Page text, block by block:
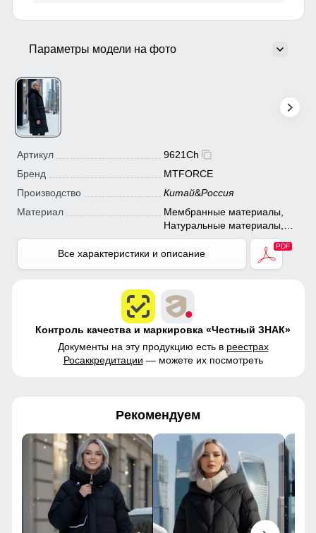
Параметры модели на фото
Артикул
9621Ch
Бренд
MTFORCE
Производство
Китай&Россия
Материал
Мембранные материалы,
Натуральные материалы,
Полиэстер, Плащевка,
Тефлон, Ткань, Экологичные
Все характеристики и описание
Контроль качества и маркировка «Честный ЗНАК»
Документы на эту продукцию есть в реестрах
Росаккредитации — можете их посмотреть
Рекомендуем